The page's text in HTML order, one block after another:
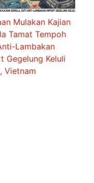
Mulakan Kajian
Tamat Tempoh
Lambakan
Gegelung Keluli
Vietnam